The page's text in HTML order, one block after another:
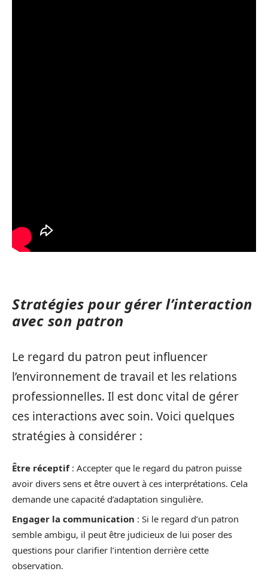
Stratégies pour gérer l’interaction
avec son patron
Le regard du patron peut influencer
l’environnement de travail et les relations
professionnelles. Il est donc vital de gérer
ces interactions avec soin. Voici quelques
stratégies à considérer :
Être réceptif: Accepter que le regard du patron puisse
avoir divers sens et être ouvert à ces interprétations. Cela
demande une capacité d’adaptation singulière.
Engager la communication : Si le regard d’un patron
semble ambigu, il peut être judicieux de lui poser des
questions pour clarifier l’intention derrière cette
observation.